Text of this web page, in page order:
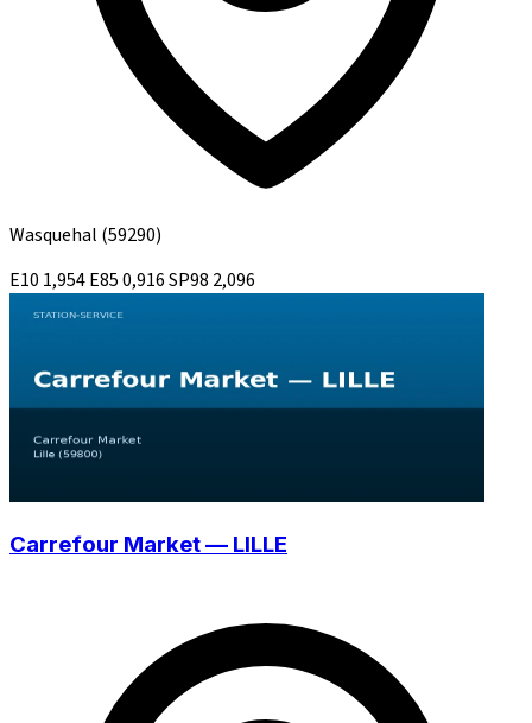
Wasquehal (59290)
E10 1,954E850,916SP98 2,096
Carrefour Market — LILLE